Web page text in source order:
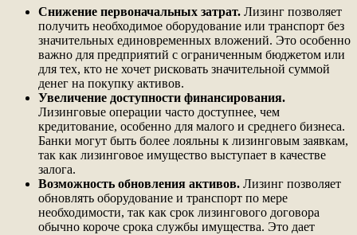
Снижение первоначальных затрат. Лизинг позволяет
получить необходимое оборудование или транспорт без
значительных единовременных вложений. Это особенно
важно для предприятий с ограниченным бюджетом или
для тех, кто не хочет рисковать значительной суммой
денег на покупку активов.
Увеличение доступности финансирования.
Лизинговые операции часто доступнее, чем
кредитование, особенно для малого и среднего бизнеса.
Банки могут быть более лояльны к лизинговым заявкам,
так как лизинговое имущество выступает в качестве
залога.
Возможность обновления активов. Лизинг позволяет
обновлять оборудование и транспорт по мере
необходимости, так как срок лизингового договора
обычно короче срока службы имущества. Это дает